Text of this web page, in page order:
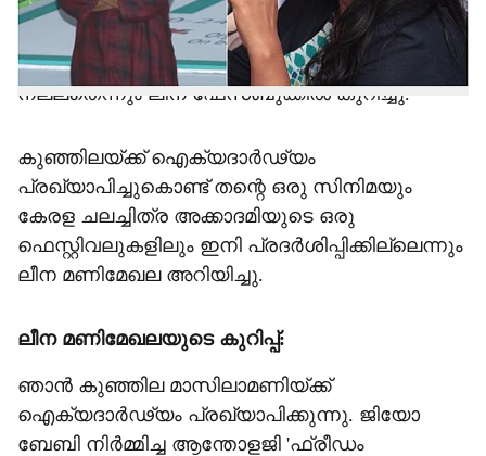
സ്ത്രീപക്ഷ സിനിമയാണ് അസംഘടിതര്‍. ആ
ചിത്രം ഫെസ്റ്റിവലില്‍ പ്രദര്‍ശിപ്പിക്കുന്നില്ലെങ്കില്‍
അക്കാദമി ഫെസ്റ്റിവല്‍ നിര്‍ത്തിവെക്കുന്നതാണ്
നല്ലതെന്നും ലീന ഫേസ്ബുക്കില്‍ കുറിച്ചു.
കുഞ്ഞിലയ്ക്ക് ഐക്യദാര്‍ഢ്യം
പ്രഖ്യാപിച്ചുകൊണ്ട് തന്റെ ഒരു സിനിമയും
കേരള ചലച്ചിത്ര അക്കാദമിയുടെ ഒരു
ഫെസ്റ്റിവലുകളിലും ഇനി പ്രദര്‍ശിപ്പിക്കില്ലെന്നും
ലീന മണിമേഖല അറിയിച്ചു.
ലീന മണിമേഖലയുടെ കുറിപ്പ്:
ഞാന്‍ കുഞ്ഞില മാസിലാമണിയ്ക്ക്
ഐക്യദാര്‍ഢ്യം പ്രഖ്യാപിക്കുന്നു. ജിയോ
ബേബി നിര്‍മ്മിച്ച ആന്തോളജി 'ഫ്രീഡം